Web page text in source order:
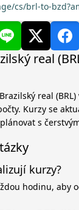
cs/brl-to-
real
real
Kurzy se
s
kurzy?
hodinu, aby